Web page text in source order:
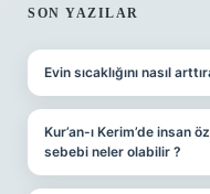
SIDEBAR
SON YAZILAR
Evin sıcaklığını nasıl
Kur’an-ı Kerim’de insan
sebebi neler olabilir ?